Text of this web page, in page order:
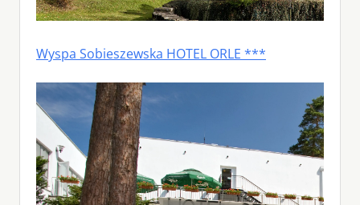
Wyspa Sobieszewska HOTEL ORLE ***